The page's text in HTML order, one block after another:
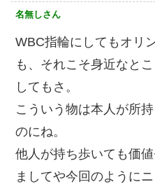
名無しさん
WBC指輪にしてもオリ
も、それこそ身近なと
してもさ。
こういう物は本人が所
のにね。
他人が持ち歩いても価
ましてや今回のように